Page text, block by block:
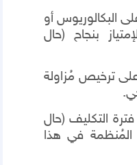
البكالوريوس أو
بنجاح (حال
ترخيص مُزاولة
التكليف (حال
المُنظمة في هذا